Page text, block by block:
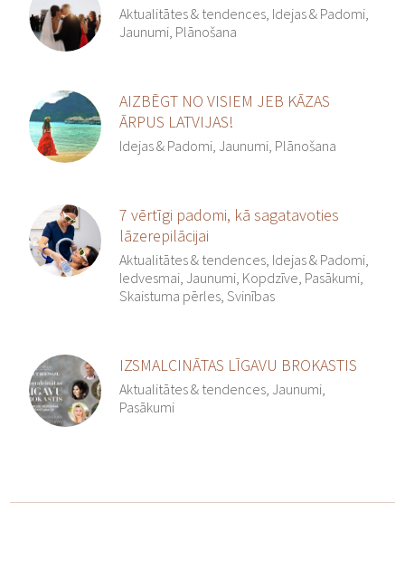
Aktualitātes & tendences, Idejas & Padomi,
Jaunumi, Plānošana
AIZBĒGT NO VISIEM JEB KĀZAS
ĀRPUS LATVIJAS!
Idejas & Padomi, Jaunumi, Plānošana
7 vērtīgi padomi, kā sagatavoties
lāzerepilācijai
Aktualitātes & tendences, Idejas & Padomi,
Iedvesmai, Jaunumi, Kopdzīve, Pasākumi,
Skaistuma pērles, Svinības
IZSMALCINĀTAS LĪGAVU BROKASTIS
Aktualitātes & tendences, Jaunumi,
Pasākumi